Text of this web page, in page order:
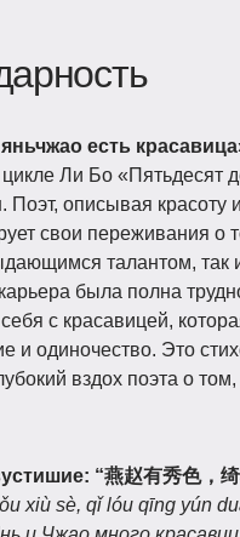
есть
Ли Бо «Пятьдесят
Поэт, описывая
свои переживания о
талантом, так
была полна
с красавицей,
и одиночество. Это
вздох поэта о
“燕赵有秀色，
xiù sè, qǐ lóu qīng yún